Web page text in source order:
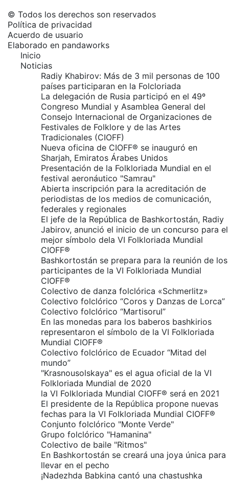
© Todos los derechos son reservados
Política de privacidad
Acuerdo de usuario
Elaborado en pandaworks
Inicio
Noticias
Radiy Khabirov: Más de 3 mil personas de 100
países participaran en la Folcloriada
La delegación de Rusia participó en el 49º
Congreso Mundial y Asamblea General del
Consejo Internacional de Organizaciones de
Festivales de Folklore y de las Artes
Tradicionales (CIOFF)
Nueva oficina de CIOFF® se inauguró en
Sharjah, Emiratos Árabes Unidos
Presentación de la Folkloriada Mundial en el
festival aeronáutico "Samrau"
Abierta inscripción para la acreditación de
periodistas de los medios de comunicación,
federales y regionales
El jefe de la República de Bashkortostán, Radiy
Jabirov, anunció el inicio de un concurso para el
mejor símbolo dela VI Folkloriada Mundial
CIOFF®
Bashkortostán se prepara para la reunión de los
participantes de la VI Folkloriada Mundial
CIOFF®
Colectivo de danza folclórica «Schmerlitz»
Colectivo folclórico “Coros y Danzas de Lorca”
Colectivo folclórico “Martisorul”
En las monedas para los baberos bashkirios
representaron el símbolo de la VI Folkloriada
Mundial CIOFF®
Colectivo folclórico de Ecuador “Mitad del
mundo”
"Krasnousolskaya" es el agua oficial de la VI
Folkloriada Mundial de 2020
la VI Folkloriada Mundial CIOFF® será en 2021
El presidente de la República propone nuevas
fechas para la VI Folkloriada Mundial CIOFF®
Conjunto folclórico "Monte Verde"
Grupo folclórico "Hamanina"
Colectivo de baile "Ritmos"
En Bashkortostán se creará una joya única para
llevar en el pecho
¡Nadezhda Babkina cantó una chastushka